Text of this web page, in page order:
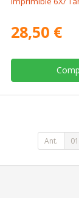
28,50 €
Ant. 01